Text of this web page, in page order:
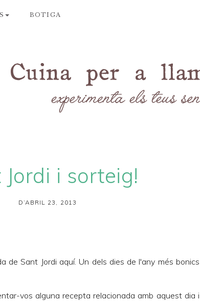
BOTIGA
Jordi i sorteig!
D’ABRIL 23, 2013
de Sant Jordi aquí. Un dels dies de l'any més bonics
vos alguna recepta relacionada amb aquest dia i